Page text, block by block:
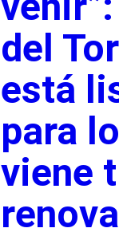
del
está
para
viene